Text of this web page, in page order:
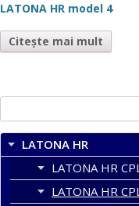
LATONA HR model 4
Citește mai mult
după:
LATONA HR
LATONA HR
LATONA HR